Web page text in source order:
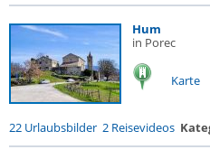
Hum
in Porec
Karte
22 Urlaubsbilder 2 Reisevideos